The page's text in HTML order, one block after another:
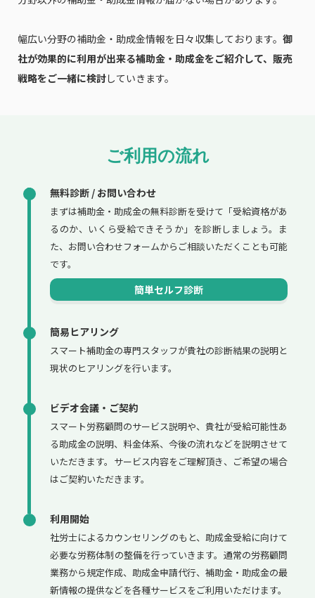
幅広い分野の補助金・助成金情報を日々収集しております。 御
社が効果的に利用が出来る補助金・助成金をご紹介して、販売
戦略をご一緒に検討していきます。
ご利用の流れ
無料診断 / お問い合わせ
まずは補助金・助成金の無料診断を受けて「受給資格があ
るのか、いくら受給できそうか」を診断しましょう。ま
た、お問い合わせフォームからご相談いただくことも可能
です。
簡単セルフ診断
簡易ヒアリング
スマート補助金の専門スタッフが貴社の診断結果の説明と
現状のヒアリングを行います。
ビデオ会議・ご契約
スマート労務顧問のサービス説明や、貴社が受給可能性あ
る助成金の説明、料金体系、今後の流れなどを説明させて
いただきます。サービス内容をご理解頂き、ご希望の場合
はご契約いただきます。
利用開始
社労士によるカウンセリングのもと、助成金受給に向けて
必要な労務体制の整備を行っていきます。通常の労務顧問
業務から規定作成、助成金申請代行、補助金・助成金の最
新情報の提供などを各種サービスをご利用いただけます。